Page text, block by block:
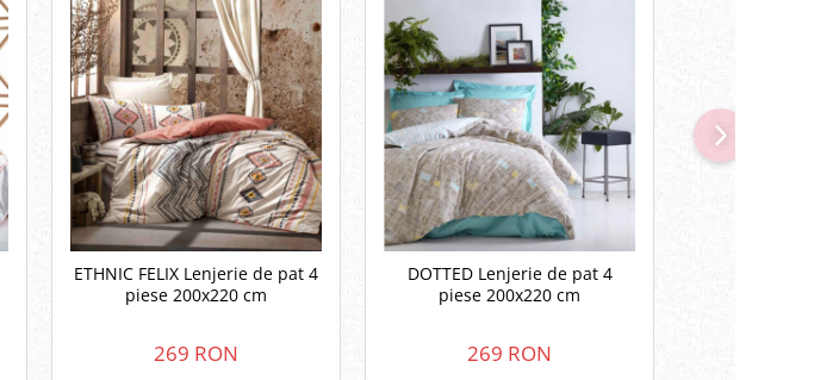
ETHNIC FELIX Lenjerie de pat 4
piese 200x220 cm
269 RON
DOTTED Lenjerie de pat 4
piese 200x220 cm
269 RON